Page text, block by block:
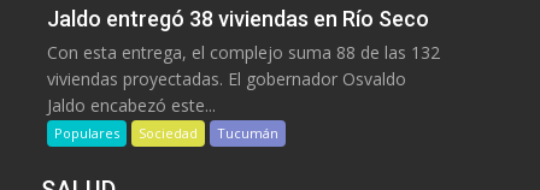
Jaldo entregó 38 viviendas en Río Seco
Con esta entrega, el complejo suma 88 de las 132
viviendas proyectadas. El gobernador Osvaldo
Jaldo encabezó este...
Populares Sociedad Tucumán